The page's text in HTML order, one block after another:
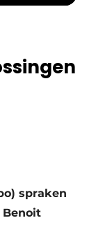
spraken
Benoit